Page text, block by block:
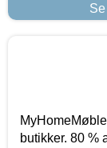
butikker. 80 %